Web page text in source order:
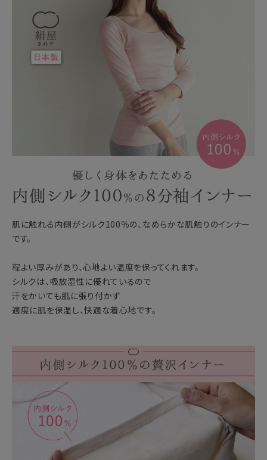
肌に触れる内側がシルク100％の、なめらかな肌触りのインナー
です。
程よい厚みがあり、心地よい温度を保ってくれます。
シルクは、吸放湿性に優れているので
汗をかいても肌に張り付かず
適度に肌を保湿し、快適な着心地です。